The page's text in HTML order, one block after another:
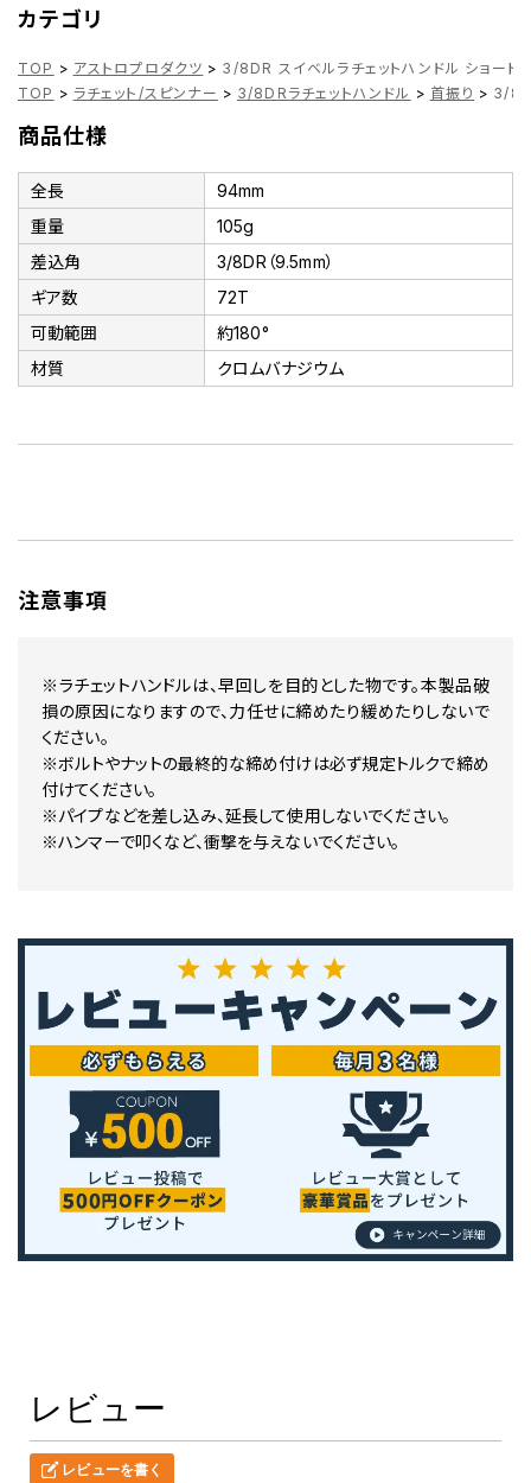
カテゴリ
TOP > アストロプロダクツ > 3/8DR スイベルラチェットハンドル ショート
TOP > ラチェット/スピンナー > 3/8DRラチェットハンドル > 首振り > 3/
商品仕様
全長
94mm
重量
105g
差込角
3/8DR（9.5mm）
ギア数
72T
可動範囲
約180°
材質
クロムバナジウム
注意事項
※ラチェットハンドルは、早回しを目的とした物です。本製品破
損の原因になりますので、力任せに締めたり緩めたりしないで
ください。
※ボルトやナットの最終的な締め付けは必ず規定トルクで締め
付けてください。
※パイプなどを差し込み、延長して使用しないでください。
※ハンマーで叩くなど、衝撃を与えないでください。
レビュー
レビューを書く